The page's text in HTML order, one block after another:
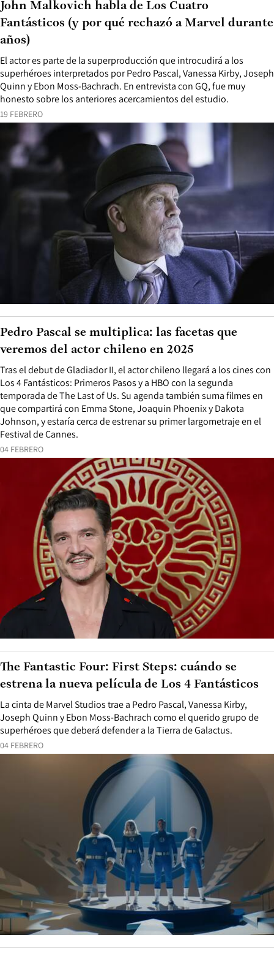
19 FEBRERO
El actor es parte de la superproducción que introcudirá a los
superhéroes interpretados por Pedro Pascal, Vanessa Kirby, Joseph
Quinn y Ebon Moss-Bachrach. En entrevista con GQ, fue muy
honesto sobre los anteriores acercamientos del estudio.
John Malkovich habla de Los Cuatro
Fantásticos (y por qué rechazó a Marvel durante
años)
04 FEBRERO
Tras el debut de Gladiador II, el actor chileno llegará a los cines con
Los 4 Fantásticos: Primeros Pasos y a HBO con la segunda
temporada de The Last of Us. Su agenda también suma filmes en
que compartirá con Emma Stone, Joaquin Phoenix y Dakota
Johnson, y estaría cerca de estrenar su primer largometraje en el
Festival de Cannes.
Pedro Pascal se multiplica: las facetas que
veremos del actor chileno en 2025
04 FEBRERO
La cinta de Marvel Studios trae a Pedro Pascal, Vanessa Kirby,
Joseph Quinn y Ebon Moss-Bachrach como el querido grupo de
superhéroes que deberá defender a la Tierra de Galactus.
The Fantastic Four: First Steps: cuándo se
estrena la nueva película de Los 4 Fantásticos